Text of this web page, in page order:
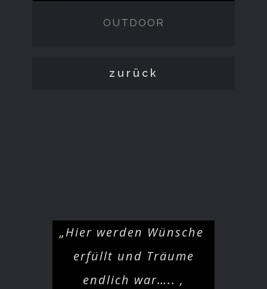
OUTDOOR
zurück
„Hier werden Wünsche
erfüllt und Träume
endlich war….. ,